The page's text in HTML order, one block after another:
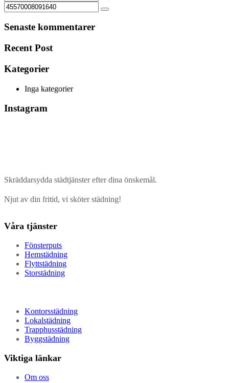
Senaste kommentarer
Recent Post
Kategorier
Inga kategorier
Instagram
Skräddarsydda städtjänster efter dina önskemål.
Njut av din fritid, vi sköter städning!
Våra tjänster
Fönsterputs
Hemstädning
Flyttstädning
Storstädning
Kontorsstädning
Lokalstädning
Trapphusstädning
Byggstädning
Viktiga länkar
Om oss